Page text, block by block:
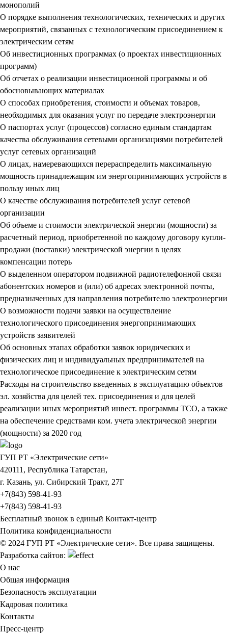
монополий
О порядке выполнения технологических, технических и других
мероприятий, связанных с технологическим присоединением к
электрическим сетям
Об инвестиционных программах (о проектах инвестиционных
программ)
Об отчетах о реализации инвестиционной программы и об
обосновывающих материалах
О способах приобретения, стоимости и объемах товаров,
необходимых для оказания услуг по передаче электроэнергии
О паспортах услуг (процессов) согласно единым стандартам
качества обслуживания сетевыми организациями потребителей
услуг сетевых организаций
О лицах, намеревающихся перераспределить максимальную
мощность принадлежащим им энергопринимающих устройств в
пользу иных лиц
О качестве обслуживания потребителей услуг сетевой
организации
Об объеме и стоимости электрической энергии (мощности) за
расчетный период, приобретенной по каждому договору купли-
продажи (поставки) электрической энергии в целях
компенсации потерь
О выделенном оператором подвижной радиотелефонной связи
абонентских номеров и (или) об адресах электронной почты,
предназначенных для направления потребителю электроэнергии
О возможности подачи заявки на осуществление
технологического присоединения энергопринимающих
устройств заявителей
Об основных этапах обработки заявок юридических и
физических лиц и индивидуальных предпринимателей на
технологическое присоединение к электрическим сетям
Расходы на строительство введенных в эксплуатацию объектов
эл. хозяйства для целей тех. присоединения и для целей
реализации иных мероприятий инвест. программы ТСО, а также
на обеспечение средствами ком. учета электрической энергии
(мощности) за 2020 год
ГУП РТ «Электрические сети»
420111, Республика Татарстан,
г. Казань, ул. Сибирский Тракт, 27Г
+7(843) 598-41-93
+7(843) 598-41-93
Бесплатный звонок в единый Контакт-центр
Политика конфиденциальности
© 2024 ГУП РТ «Электрические сети». Все права защищены.
Разработка сайтов:
О нас
Общая информация
Безопасность эксплуатации
Кадровая политика
Контакты
Пресс-центр